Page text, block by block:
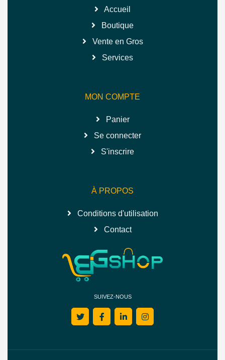
Accueil
Boutique
Vente en Gros
Services
MON COMPTE
Panier
Se connecter
S'inscrire
À PROPOS
Conditions d'utilisation
Contact
SUIVEZ-NOUS